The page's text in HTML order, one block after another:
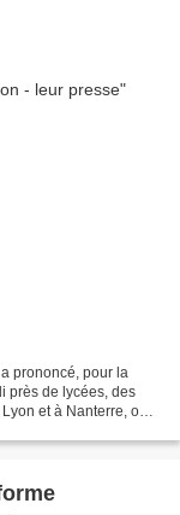
prononcé, pour la
près de lycées, des
et à Nanterre, où